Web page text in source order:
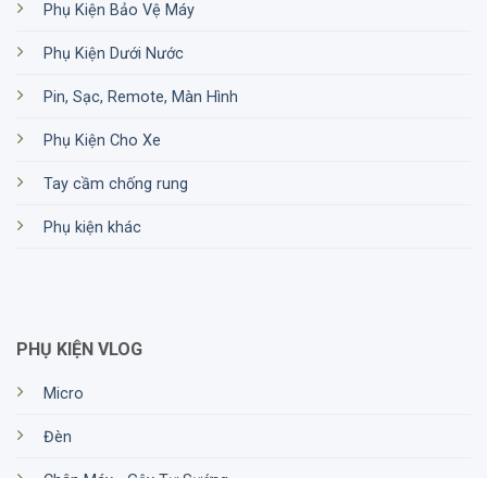
Phụ Kiện Bảo Vệ Máy
Phụ Kiện Dưới Nước
Pin, Sạc, Remote, Màn Hình
Phụ Kiện Cho Xe
Tay cầm chống rung
Phụ kiện khác
PHỤ KIỆN VLOG
Micro
Đèn